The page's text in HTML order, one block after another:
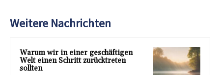
Weitere Nachrichten
Warum wir in einer geschäftigen
Welt einen Schritt zurücktreten
sollten